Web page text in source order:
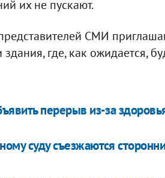
их не пускают.
СМИ
здания, где, как ожидается,
перерыв из-за
суду съезжаются